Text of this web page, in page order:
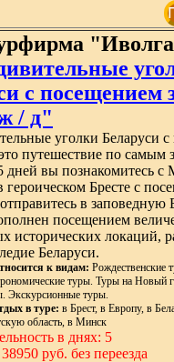
с посещением
/ д"
уголки Беларуси
путешествие по самым
дней вы познакомитесь с
героическом Бресте с
в
посещением
исторических локаций,
Беларуси.
к видам:
туры. Туры на Новый
Экскурсионные туры.
в туре: в Брест, в Европу, в
область, в Минск
в днях: 5
руб. без переезда